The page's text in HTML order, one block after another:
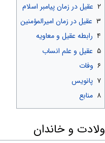
۲ عقیل در زمان پیامبر اسلام
۳ عقیل در زمان امیرالمؤمنین
۴ رابطه عقیل و معاویه
۵ عقیل و علم انساب
۶ وفات
۷ پانویس
۸ منابع
ولادت و خاندان